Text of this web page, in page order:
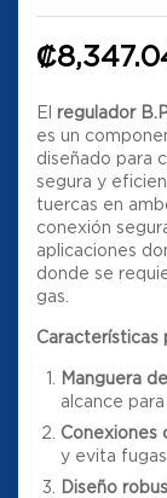
₡
El regulador
es un
diseñado para
segura y
tuercas en
conexión
aplicaciones
donde se
gas.
Características
Manguera
alcance
Conexiones
y evita fugas
Diseño